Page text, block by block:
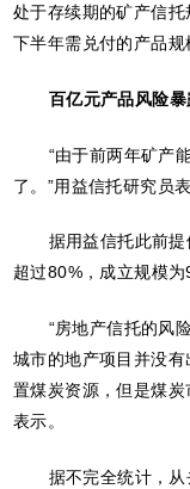
处于存续期的矿产信托
下半年需兑付的产品规
百亿元产品风险暴
“由于前两年矿产
了。”用益信托研究员
据用益信托此前提
超过80% ，成立规模为
“房地产信托的风
城市的地产项目并没
置煤炭资源，但是煤
表示。
据不完全统计，